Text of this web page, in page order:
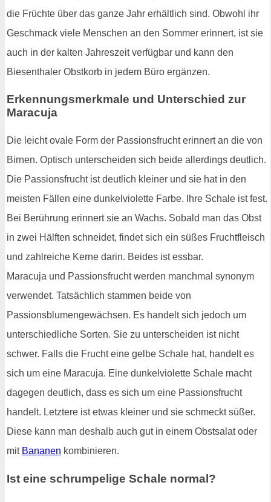
die Früchte über das ganze Jahr erhältlich sind. Obwohl ihr
Geschmack viele Menschen an den Sommer erinnert, ist sie
auch in der kalten Jahreszeit verfügbar und kann den
Biesenthaler Obstkorb in jedem Büro ergänzen.
Erkennungsmerkmale und Unterschied zur
Maracuja
Die leicht ovale Form der Passionsfrucht erinnert an die von
Birnen. Optisch unterscheiden sich beide allerdings deutlich.
Die Passionsfrucht ist deutlich kleiner und sie hat in den
meisten Fällen eine dunkelviolette Farbe. Ihre Schale ist fest.
Bei Berührung erinnert sie an Wachs. Sobald man das Obst
in zwei Hälften schneidet, findet sich ein süßes Fruchtfleisch
und zahlreiche Kerne darin. Beides ist essbar.
Maracuja und Passionsfrucht werden manchmal synonym
verwendet. Tatsächlich stammen beide von
Passionsblumengewächsen. Es handelt sich jedoch um
unterschiedliche Sorten. Sie zu unterscheiden ist nicht
schwer. Falls die Frucht eine gelbe Schale hat, handelt es
sich um eine Maracuja. Eine dunkelviolette Schale macht
dagegen deutlich, dass es sich um eine Passionsfrucht
handelt. Letztere ist etwas kleiner und sie schmeckt süßer.
Diese kann man deshalb auch gut in einem Obstsalat oder
mit Bananen kombinieren.
Ist eine schrumpelige Schale normal?